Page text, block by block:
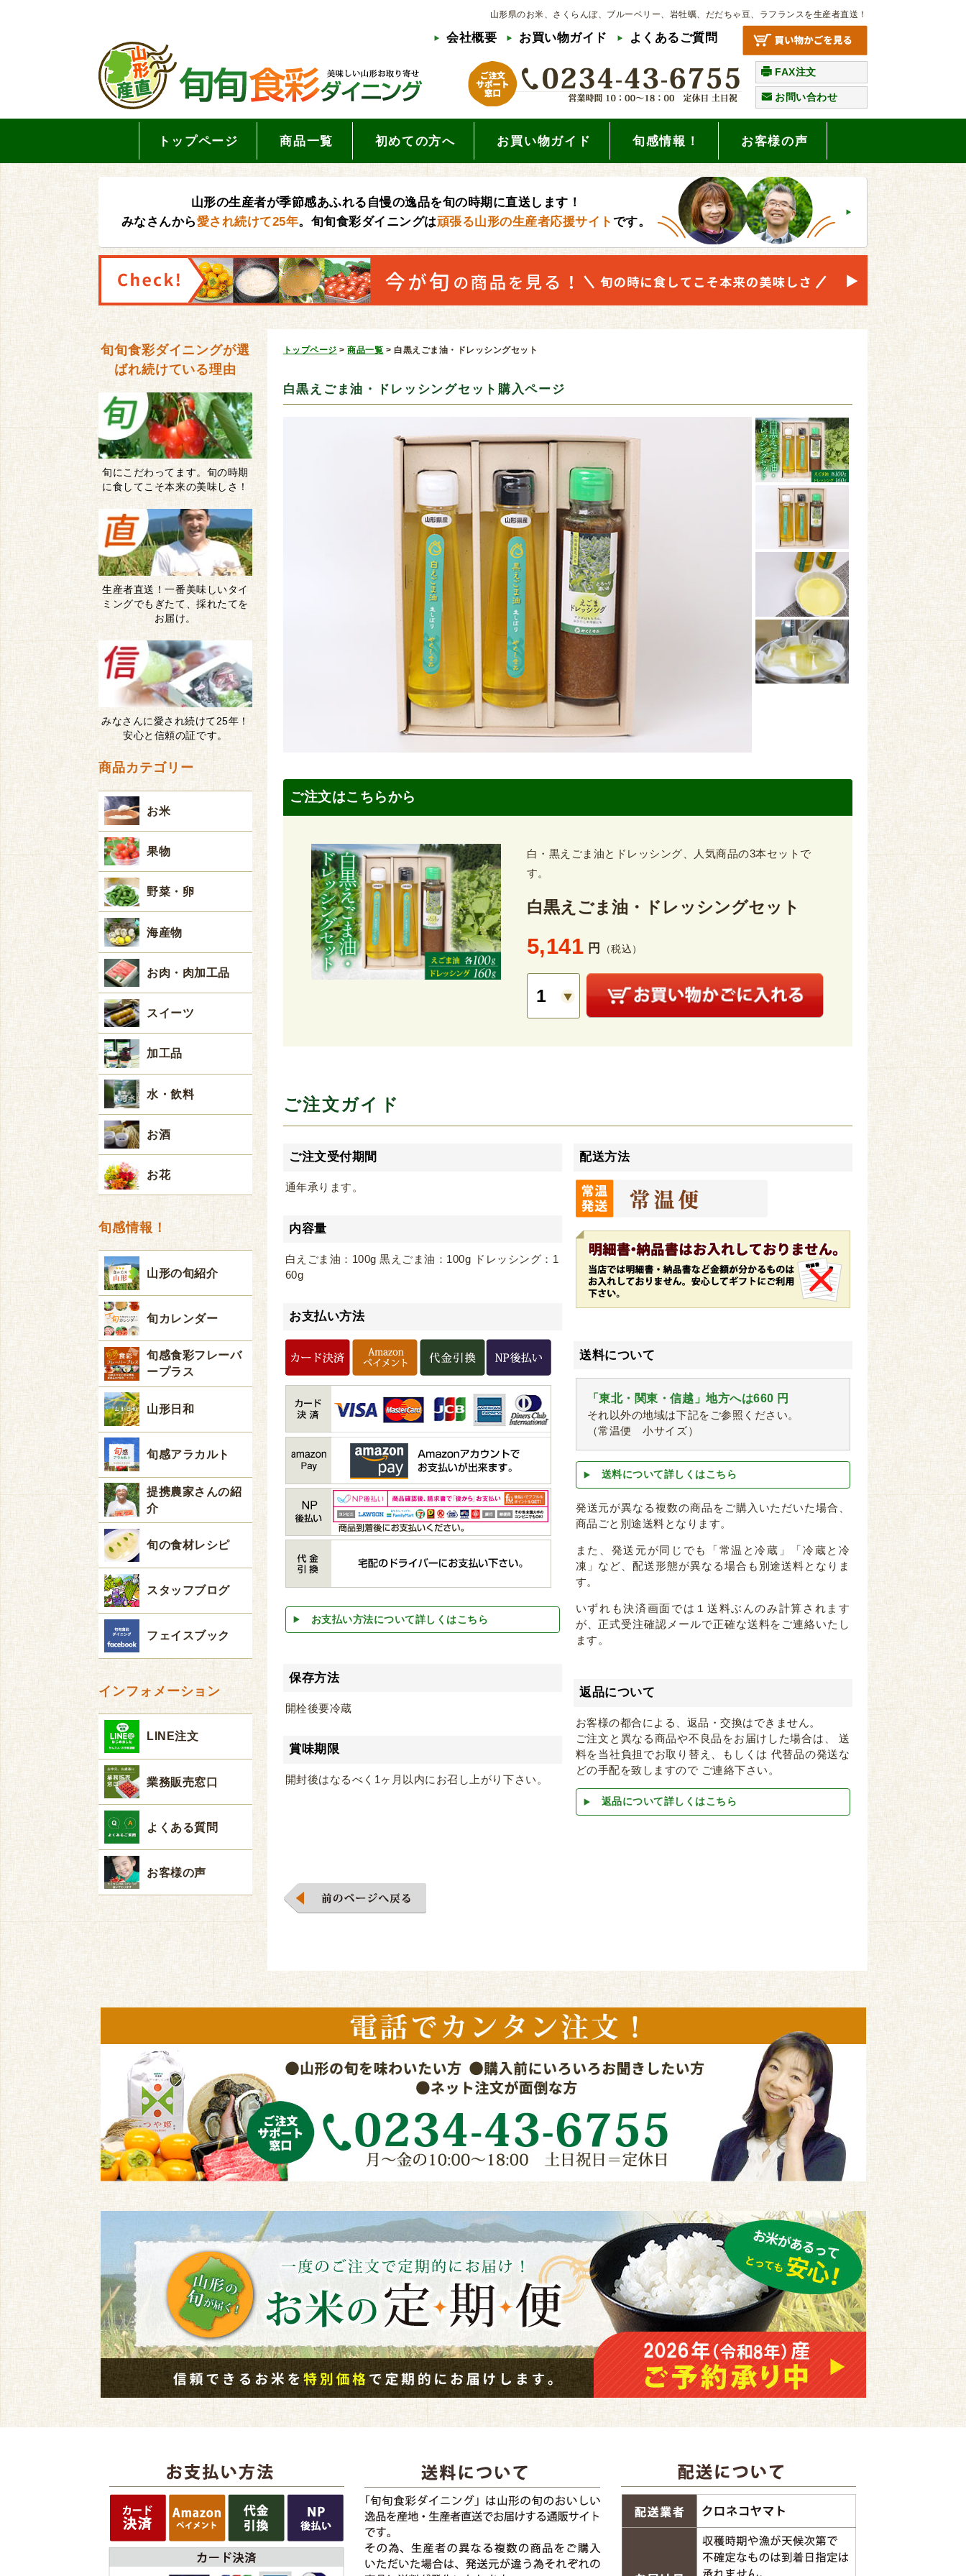
山形県のお米、さくらんぼ、ブルーベリー、岩牡蠣、だだちゃ豆、ラフランスを生産者直送！
会社概要 お買い物ガイド よくあるご質問
FAX注文
お問い合わせ
トップページ 商品一覧 初めての方へ お買い物ガイド 旬感情報！ お客様の声
山形の生産者が季節感あふれる自慢の逸品を旬の時期に直送します！
みなさんから愛され続けて25年。旬旬食彩ダイニングは頑張る山形の生産者応援サイト です。
トップページ >商品一覧 > 白黒えごま油・ドレッシングセット
白黒えごま油・ドレッシングセット購入ページ
ご注文はこちらから
白・黒えごま油とドレッシング、人気商品の3本セットで
す。
白黒えごま油・ドレッシングセット
5,141 円 （税込）
ご注文ガイド
ご注文受付期間
通年承ります。
内容量
白えごま油：100g 黒えごま油：100g ドレッシング：1
60g
お支払い方法
お支払い方法について詳しくはこちら
保存方法
開栓後要冷蔵
賞味期限
開封後はなるべく1ヶ月以内にお召し上がり下さい。
配送方法
送料について
「東北・関東・信越」地方へは660 円
それ以外の地域は下記をご参照ください。
（常温便 小サイズ）
送料について詳しくはこちら
発送元が異なる複数の商品をご購入いただいた場合、
商品ごと別途送料となります。
また、発送元が同じでも「常温と冷蔵」「冷蔵と冷
凍」など、配送形態が異なる場合も別途送料となりま
す。
いずれも決済画面では１送料ぶんのみ計算されます
が、正式受注確認メールで正確な送料をご連絡いたし
ます。
返品について
お客様の都合による、返品・交換はできません。
ご注文と異なる商品や不良品をお届けした場合は、 送
料を当社負担でお取り替え、もしくは 代替品の発送な
どの手配を致しますので ご連絡下さい。
返品について詳しくはこちら
旬旬食彩ダイニングが選
ばれ続けている理由
旬にこだわってます。旬の時期
に食してこそ本来の美味しさ！
生産者直送！一番美味しいタイ
ミングでもぎたて、採れたてを
お届け。
みなさんに愛され続けて25年！
安心と信頼の証です。
商品カテゴリー
お米
果物
野菜・卵
海産物
お肉・肉加工品
スイーツ
加工品
水・飲料
お酒
お花
旬感情報！
山形の旬紹介
旬カレンダー
旬感食彩フレーバ
ープラス
山形日和
旬感アラカルト
提携農家さんの紹
介
旬の食材レシピ
スタッフブログ
フェイスブック
インフォメーション
LINE注文
業務販売窓口
よくある質問
お客様の声